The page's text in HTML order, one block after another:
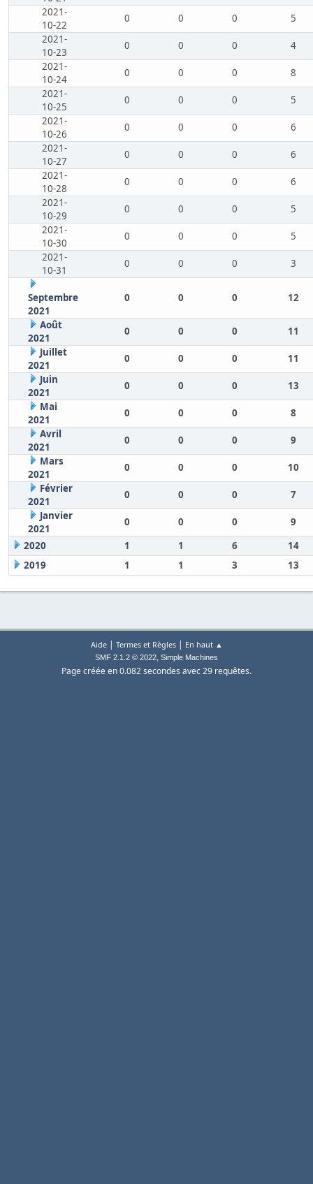
2021-
10-22
0 0 0
5
2021-
10-23
0 0 0
4
2021-
10-24
0 0 0
8
2021-
10-25
0 0 0
5
2021-
10-26
0 0 0
6
2021-
10-27
0 0 0
6
2021-
10-28
0 0 0
6
2021-
10-29
0 0 0
5
2021-
10-30
0 0 0
5
2021-
10-31
0 0 0 3
Septembre
2021
0 0 0 12
Août
2021
0 0 0
11
Juillet
2021
0 0 0
11
Juin
2021
0 0 0
13
Mai
2021
0 0 0
8
Avril
2021
0 0 0
9
Mars
2021
0 0 0
10
Février
2021
0 0 0
7
Janvier
2021
0 0 0
9
2020
1 1 6
14
2019
1 1 3 13
Aide| Termes et Règles| En haut ▲
SMF 2.1.2 © 2022, Simple Machines
Page créée en 0.082 secondes avec 29 requêtes.